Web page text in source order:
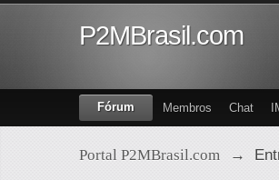
P2MBrasil.com
Fórum Membros Chat
Portal P2MBrasil.com →